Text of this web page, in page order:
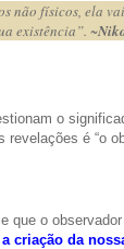
não físicos, ela
existência”. ~
o
é “o
que o observador
criação da